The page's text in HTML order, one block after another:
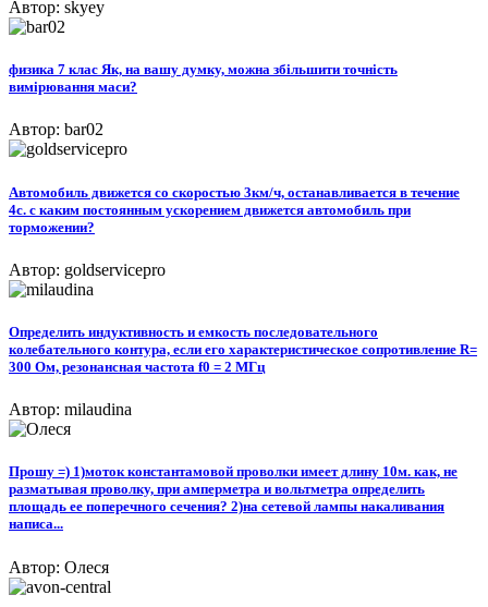
Автор: skyey
физика 7 клас Як, на вашу думку, можна збільшити точність
вимірювання маси?
Автор: bar02
Автомобиль движется со скоростью 3км/ч, останавливается в течение
4с. с каким постоянным ускорением движется автомобиль при
торможении?
Автор: goldservicepro
Определить индуктивность и емкость последовательного
колебательного контура, если его характеристическое сопротивление R=
300 Ом, резонансная частота f0 = 2 МГц​
Автор: milaudina
Прошу =) 1)моток константамовой проволки имеет длину 10м. как, не
разматывая проволку, при амперметра и вольтметра определить
площадь ее поперечного сечения? 2)на сетевой лампы накаливания
написа...
Автор: Олеся